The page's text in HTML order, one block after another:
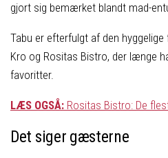
gjort sig bemærket blandt mad-
Tabu er efterfulgt af den
Kro og Rositas Bistro, der længe
favoritter.
LÆS OGSÅ: Rositas Bistro: De
Det siger gæsterne